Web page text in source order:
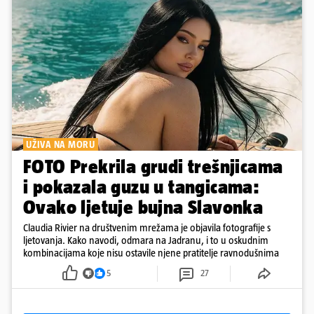
UŽIVA NA MORU
FOTO Prekrila grudi trešnjicama
i pokazala guzu u tangicama:
Ovako ljetuje bujna Slavonka
Claudia Rivier na društvenim mrežama je objavila fotografije s
ljetovanja. Kako navodi, odmara na Jadranu, i to u oskudnim
kombinacijama koje nisu ostavile njene pratitelje ravnodušnima
5 27